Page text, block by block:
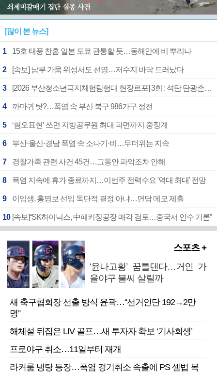
[많이 본 뉴스]
1 15호 태풍 찬홈 일본 도쿄 관통할 듯…동해안에 비 뿌리나
2 [속보] 남부 가뭄 위성서도 선명…저수지 바닥 드러났다
3 [2026 부산청소년극지체험탐험대 현장르포] 3회 : 석탄 탄광촌에서 북극 연구의 중심지로
4 까마귀 탓?…폭염 속 부산 북구 986가구 정전
5 ‘혐오표현’ 쓰면 지방공무원 최대 파면까지 중징계
6 부산·울산·경남 폭염 속 소나기·비…무더위는 지속
7 경찰가족 관련 사건 45건…그동안 파악조차 안해
8 폭염 지속에 휴가 종료까지…이번주 전력수요 '역대 최대' 전망
9 이임생, 홍명보 선임 독단적 결정 아냐…면담 메모 제출
10 [속보]“SK하이닉스, 中패키징공장 매각 검토…중국서 인수 거론”
스포츠 +
‘윤나고황’ 꿈틀댄다…거인 가
을야구 불씨 살릴까
새 축구협회장 선출 방식 윤곽…“선거인단 192→2만
명”
해체설 뒤집은 LIV 골프…새 투자자 확보 ‘기사회생’
프로야구 취소…11일부터 재개
라커룸 냉탕 등장…폭염 경기취소 속출에 PS 셈법 복